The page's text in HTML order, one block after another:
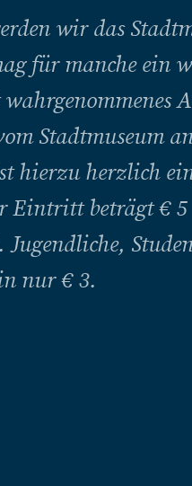
wir das
für manche ein
Stadtmuseum
hierzu herzlich
Eintritt beträgt €
nur € 3.